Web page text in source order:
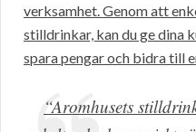
verksamhet. Genom att
stilldrinkar, kan du ge dina
spara pengar och bidra till
“Aromhusets